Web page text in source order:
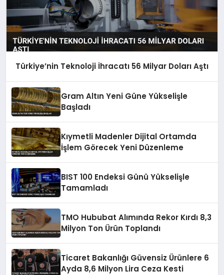
Türkiye’nin Teknoloji İhracatı 56 Milyar Doları Aştı
Gram Altın Yeni Güne Yükselişle
Başladı
Kıymetli Madenler Dijital Ortamda
İşlem Görecek Yeni Düzenleme
BIST 100 Endeksi Günü Yükselişle
Tamamladı
TMO Hububat Alımında Rekor Kırdı 8,3
Milyon Ton Ürün Toplandı
Ticaret Bakanlığı Güvensiz Ürünlere 6
Ayda 8,6 Milyon Lira Ceza Kesti